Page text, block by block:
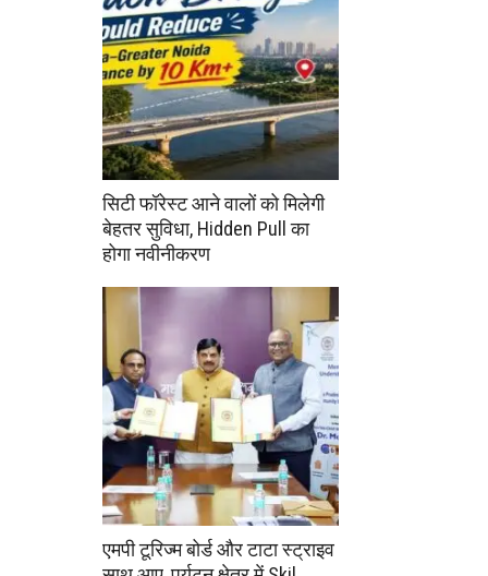
सिटी फॉरेस्ट आने वालों को मिलेगी
बेहतर सुविधा, Hidden Pull का
होगा नवीनीकरण
एमपी टूरिज्म बोर्ड और टाटा स्ट्राइव